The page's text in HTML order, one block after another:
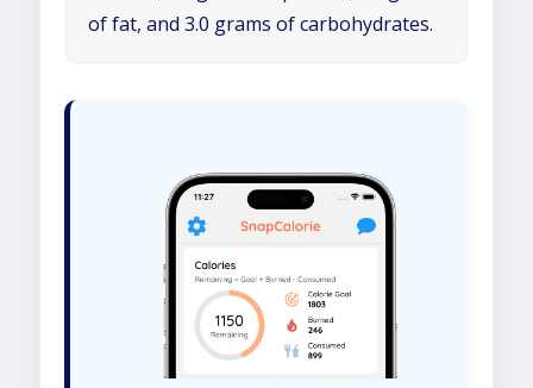
of fat, and 3.0 grams of carbohydrates.